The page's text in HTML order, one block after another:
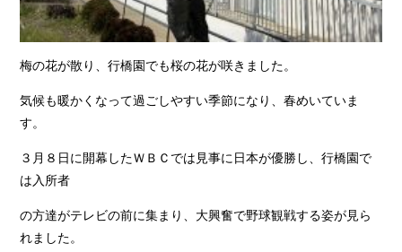
梅の花が散り、行橋園でも桜の花が咲きました。
気候も暖かくなって過ごしやすい季節になり、春めいていま
す。
３月８日に開幕したＷＢＣでは見事に日本が優勝し、行橋園で
は入所者
の方達がテレビの前に集まり、大興奮で野球観戦する姿が見ら
れました。